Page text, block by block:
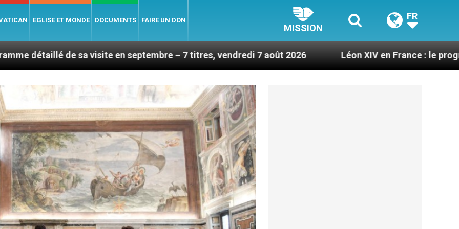
EGLISE ET MONDE DOCUMENTS FAIRE UN DON
MISSION
FR
visite en septembre – 7 titres, vendredi 7 août 2026 Léon XIV en France : le programme détaillé de